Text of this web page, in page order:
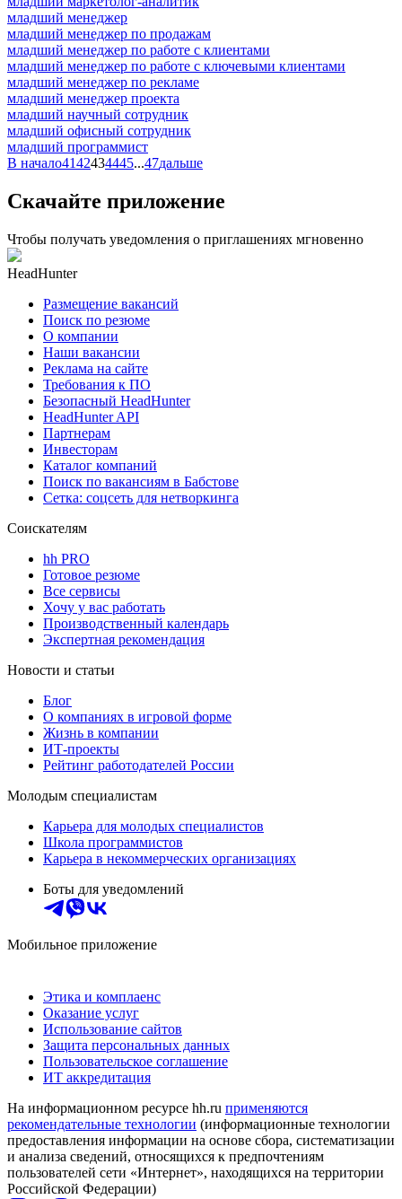
младший менеджер
младший менеджер по продажам
младший менеджер по работе с клиентами
младший менеджер по работе с ключевыми клиентами
младший менеджер по рекламе
младший менеджер проекта
младший научный сотрудник
младший офисный сотрудник
младший программист
В начало4142434445...47дальше
Скачайте приложение
Чтобы получать уведомления о приглашениях мгновенно
HeadHunter
Размещение вакансий
Поиск по резюме
О компании
Наши вакансии
Реклама на сайте
Требования к ПО
Безопасный HeadHunter
HeadHunter API
Партнерам
Инвесторам
Каталог компаний
Поиск по вакансиям в Бабстове
Сетка: соцсеть для нетворкинга
Соискателям
hh PRO
Готовое резюме
Все сервисы
Хочу у вас работать
Производственный календарь
Экспертная рекомендация
Новости и статьи
Блог
О компаниях в игровой форме
Жизнь в компании
ИТ-проекты
Рейтинг работодателей России
Молодым специалистам
Карьера для молодых специалистов
Школа программистов
Карьера в некоммерческих организациях
Боты для уведомлений
Мобильное приложение
Этика и комплаенс
Оказание услуг
Использование сайтов
Защита персональных данных
Пользовательское соглашение
ИТ аккредитация
На информационном ресурсе hh.ru применяются
рекомендательные технологии (информационные технологии
предоставления информации на основе сбора, систематизации
и анализа сведений, относящихся к предпочтениям
пользователей сети «Интернет», находящихся на территории
Российской Федерации)